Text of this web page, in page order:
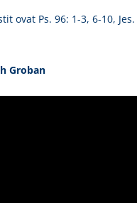
ovat Ps. 96: 1-3, 6-10,
Groban